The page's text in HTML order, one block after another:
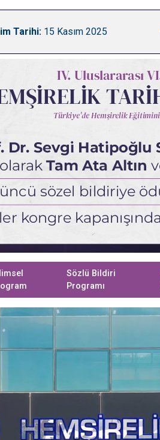
Tarihi:15 Kasım 2025
Sözlü Bildiri
Programı